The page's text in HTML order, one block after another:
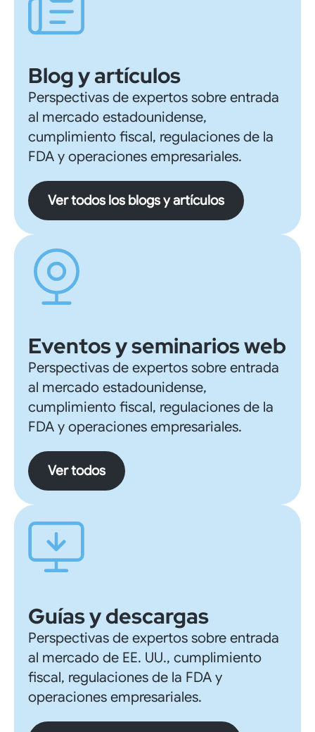
Blog y artículos
Perspectivas de expertos sobre entrada
al mercado estadounidense,
cumplimiento fiscal, regulaciones de la
FDA y operaciones empresariales.
Ver todos los blogs y artículos
Eventos y seminarios web
Perspectivas de expertos sobre entrada
al mercado estadounidense,
cumplimiento fiscal, regulaciones de la
FDA y operaciones empresariales.
Ver todos
Guías y descargas
Perspectivas de expertos sobre entrada
al mercado de EE. UU., cumplimiento
fiscal, regulaciones de la FDA y
operaciones empresariales.